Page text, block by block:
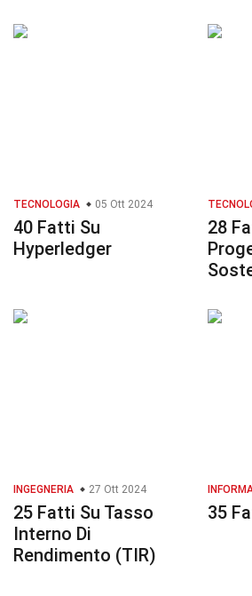
TECNOLOGIA 05 Ott 2024
40 Fatti Su
Hyperledger
28
INGEGNERIA 27 Ott 2024
25 Fatti Su Tasso
Interno Di
Rendimento (TIR)
35